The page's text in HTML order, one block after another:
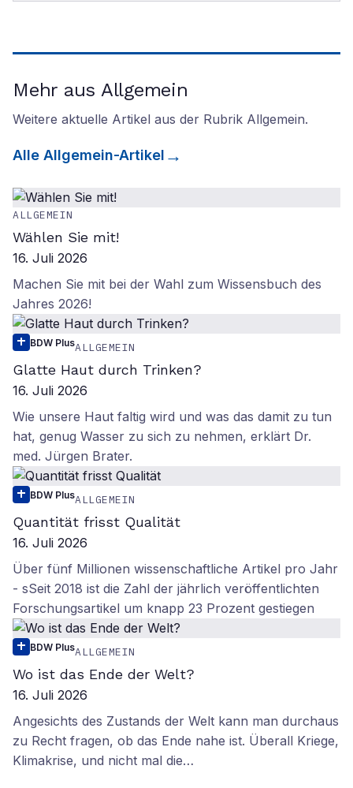
Mehr aus Allgemein
Weitere aktuelle Artikel aus der Rubrik Allgemein.
Alle Allgemein-Artikel
ALLGEMEIN
Wählen Sie mit!
16. Juli 2026
Machen Sie mit bei der Wahl zum Wissensbuch des
Jahres 2026!
BDW PlusALLGEMEIN
Glatte Haut durch Trinken?
16. Juli 2026
Wie unsere Haut faltig wird und was das damit zu tun
hat, genug Wasser zu sich zu nehmen, erklärt Dr.
med. Jürgen Brater.
BDW PlusALLGEMEIN
Quantität frisst Qualität
16. Juli 2026
Über fünf Millionen wissenschaftliche Artikel pro Jahr
- sSeit 2018 ist die Zahl der jährlich veröffentlichten
Forschungsartikel um knapp 23 Prozent gestiegen
BDW PlusALLGEMEIN
Wo ist das Ende der Welt?
16. Juli 2026
Angesichts des Zustands der Welt kann man durchaus
zu Recht fragen, ob das Ende nahe ist. Überall Kriege,
Klimakrise, und nicht mal die…